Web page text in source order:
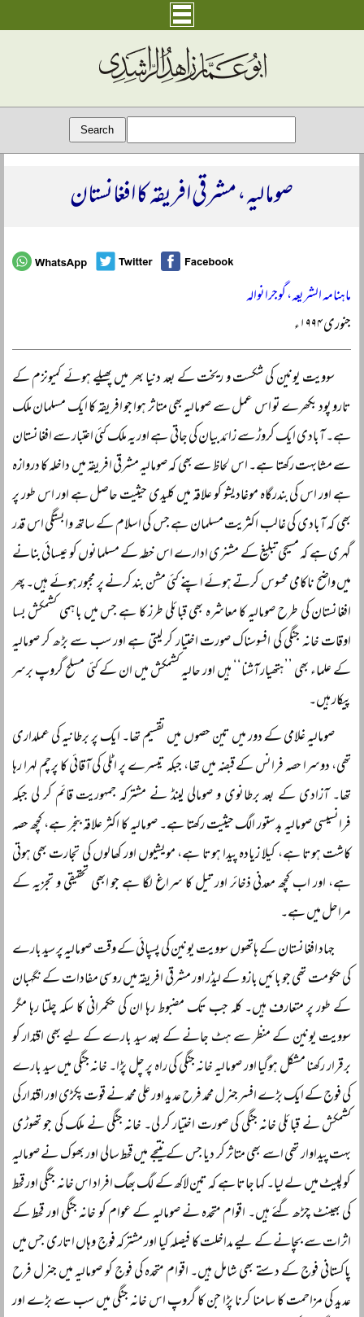
صومالیہ، مشرقی افریقہ کا افغانستان
ماہنامہ الشریعہ، گوجرانوالہ
جنوری ۱۹۹۴ء
سوویت یونین کی شکست و ریخت کے بعد دنیا بھر میں پھیلے ہوئے کمیونزم کے
تارو پود بکھرے تو اس عمل سے صومالیہ بھی متاثر ہوا جو افریقہ کا ایک مسلمان ملک
ہے۔ آبادی ایک کروڑ سے زائد بیان کی جاتی ہے اور یہ ملک کئی اعتبار سے افغانستان
سے مشابہت رکھتا ہے۔ اس لحاظ سے بھی کہ صومالیہ مشرقی افریقہ میں داخلہ کا دروازہ
ہے اور اس کی بندرگاہ موغادیشو کو علاقہ میں کلیدی حیثیت حاصل ہے اور اس طور پر
بھی کہ آبادی کی غالب اکثریت مسلمان ہے جس کی اسلام کے ساتھ وابستگی اس قدر
گہری ہے کہ مسیحی تبلیغ کے مشنری ادارے اس خطہ کے مسلمانوں کو عیسائی بنانے
میں واضح ناکامی محسوس کرتے ہوئے اپنے کئی مشن بند کرنے پر مجبور ہوئے ہیں۔ پھر
افغانستان کی طرح صومالیہ کا معاشرہ بھی قبائلی طرز کا ہے جس میں باہمی کشمکش بسا
اوقات خانہ جنگی کی افسوسناک صورت اختیار کر لیتی ہے اور سب سے بڑھ کر صومالیہ
کے علماء بھی ’’ہتھیار آشنا‘‘ ہیں اور حالیہ کشمکش میں ان کے کئی مسلح گروپ برسر
پیکار ہیں۔
صومالیہ غلامی کے دور میں تین حصوں میں تقسیم تھا۔ ایک پر برطانیہ کی عملداری
تھی، دوسرا حصہ فرانس کے قبضہ میں تھا، جبکہ تیسرے پر اٹلی کی آقائی کا پرچم لہرا رہا
تھا۔ آزادی کے بعد برطانوی و صومالی لینڈ نے مشترکہ جمہوریت قائم کر لی جبکہ
فرانسیسی صومالیہ بدستور الگ حیثیت رکھتا ہے۔ صومالیہ کا اکثر علاقہ بنجر ہے، کچھ حصہ
کاشت ہوتا ہے، کیلا زیادہ پیدا ہوتا ہے، مویشیوں اور کھالوں کی تجارت بھی ہوتی
ہے، اور اب کچھ معدنی ذخائر اور تیل کا سراغ لگا ہے جو ابھی تحقیقی و تجزیہ کے
مراحل میں ہے۔
جہاد افغانستان کے ہاتھوں سوویت یونین کی پسپائی کے وقت صومالیہ پر سید بارے
کی حکومت تھی جو بائیں بازو کے لیڈر اور مشرقی افریقہ میں روسی مفادات کے نگہبان
کے طور پر متعارف ہیں۔ کلہ جب تک مضبوط رہا ان کی حکمرانی کا سکہ چلتا رہا مگر
سوویت یونین کے منظر سے ہٹ جانے کے بعد سید بارے کے لیے بھی اقتدار کو
برقرار رکھنا مشکل ہوگیا اور صومالیہ خانہ جنگی کی راہ پر چل پڑا۔ خانہ جنگی میں سید بارے
کی فوج کے ایک بڑے افسر جنرل محمد فرح عدید اور علی محمد نے قوت پکڑی اور اقتدار کی
کشمکش نے قبائلی خانہ جنگی کی صورت اختیار کر لی۔ خانہ جنگی نے ملک کی جو تھوڑی
بہت پیداوار تھی اسے بھی متاثر کر دیا جس کے نتیجے میں قحط سالی اور بھوک نے صومالیہ
کو لپیٹ میں لے لیا۔ کہا جاتا ہے کہ تین لاکھ کے لگ بھگ افراد اس خانہ جنگی اور قحط
کی بھینٹ چڑھ گئے ہیں۔ اقوام متحدہ نے صومالیہ کے عوام کو خانہ جنگی اور قحط کے
اثرات سے بچانے کے لیے مداخلت کا فیصلہ کیا اور مشترکہ فوج وہاں اتاری جس میں
پاکستانی فوج کے دستے بھی شامل ہیں۔ اقوام متحدہ کی فوج کو صومالیہ میں جنرل فرح
عدید کی مزاحمت کا سامنا کرنا پڑا جن کا گروپ اس خانہ جنگی میں سب سے بڑے اور